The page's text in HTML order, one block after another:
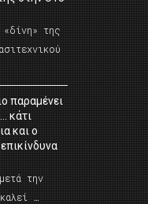
της
παραμένει
κάτι
και ο
την
…